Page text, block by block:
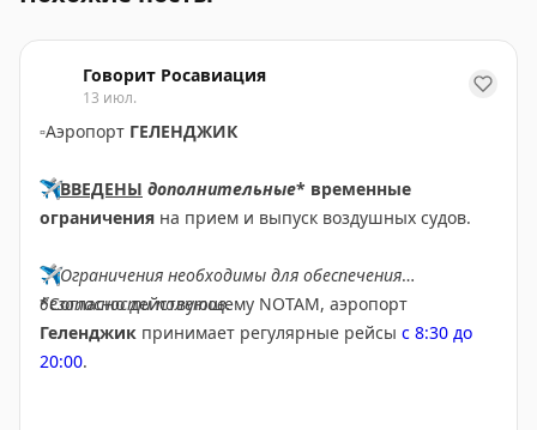
Говорит Росавиация
13 июл.
▫️Аэропорт ГЕЛЕНДЖИК
✈️ВВЕДЕНЫ дополнительные* временные
ограничения на прием и выпуск воздушных судов.
✈️Ограничения необходимы для обеспечения
безопасности полетов.
*Согласно действующему NOTAM, аэропорт
Геленджик принимает регулярные рейсы с 8:30 до
20:00.